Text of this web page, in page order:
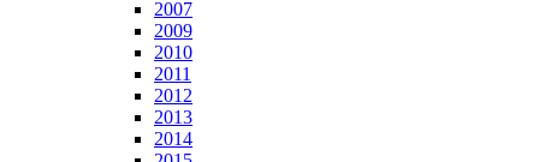
2007
2009
2010
2011
2012
2013
2014